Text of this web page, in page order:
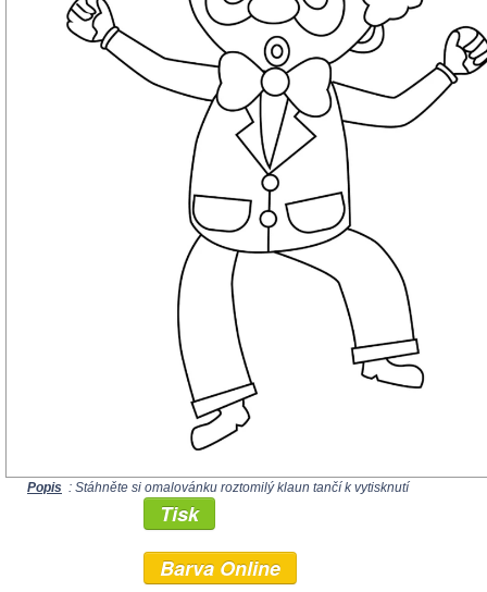
Popis : Stáhněte si omalovánku roztomilý klaun tančí k vytisknutí
Tisk
Barva Online